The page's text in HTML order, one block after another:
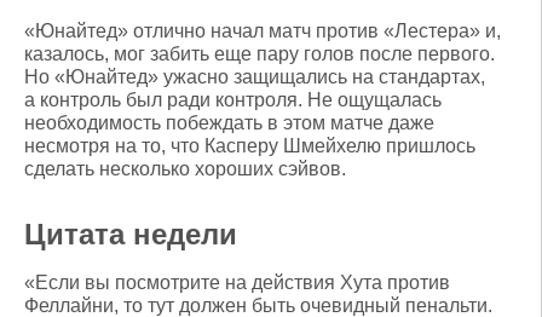
«Юнайтед» отлично начал матч против «Лестера» и,
казалось, мог забить еще пару голов после первого.
Но «Юнайтед» ужасно защищались на стандартах,
а контроль был ради контроля. Не ощущалась
необходимость побеждать в этом матче даже
несмотря на то, что Касперу Шмейхелю пришлось
сделать несколько хороших сэйвов.
Цитата недели
«Если вы посмотрите на действия Хута против
Феллайни, то тут должен быть очевидный пенальти.